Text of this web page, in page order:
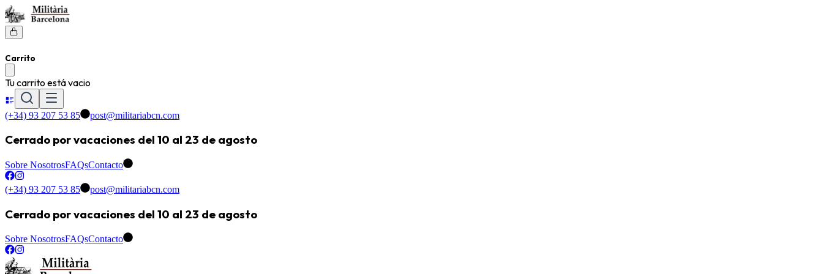
Carrito
Tu carrito está vacio
(+34) 93 207 53 85 post@militariabcn.com
Cerrado por vacaciones del 10 al 23 de agosto
Sobre NosotrosFAQsContacto
(+34) 93 207 53 85 post@militariabcn.com
Cerrado por vacaciones del 10 al 23 de agosto
Sobre NosotrosFAQsContacto